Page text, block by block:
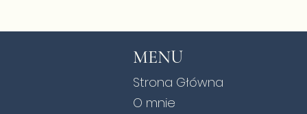
MENU
Strona Główna
O mnie